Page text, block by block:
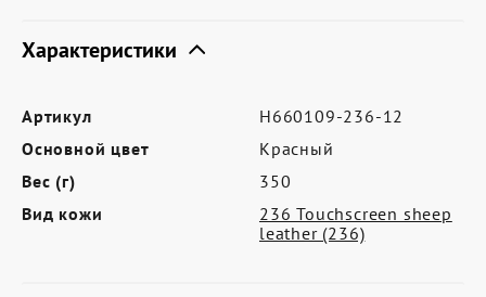
Партнерам
Политика обработки персональных
данных
Характеристики
Артикул
H660109-236-12
Основной цвет
Красный
Вес (г)
350
Вид кожи
236 Touchscreen sheep
leather (236)